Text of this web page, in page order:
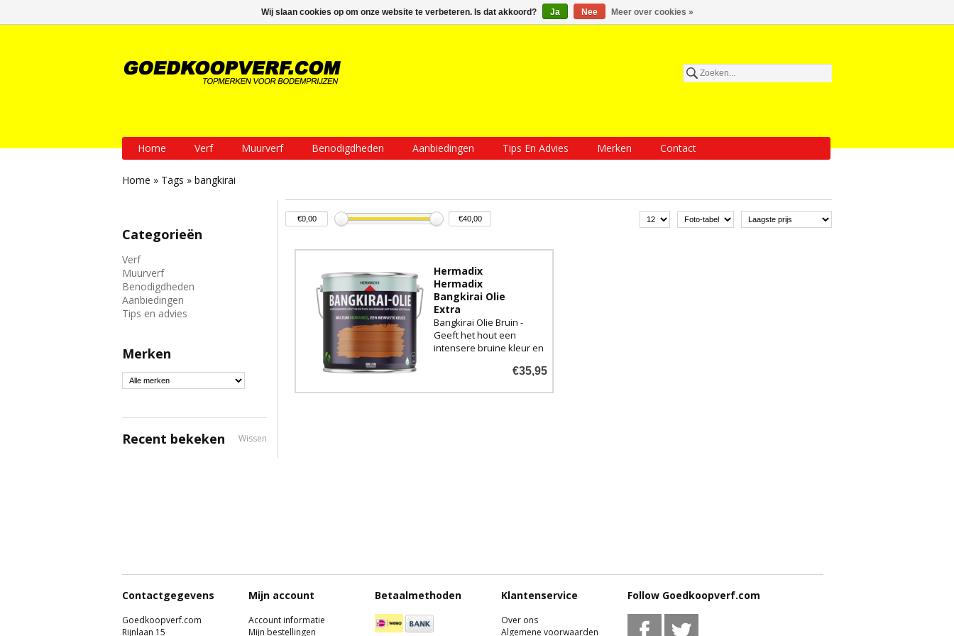
Inloggen Een account aanmaken Mijn winkelwagen €0,00
Home Verf Muurverf Benodigdheden Aanbiedingen Tips En Advies Merken Contact
Home » Tags » bangkirai
Categorieën
Verf
Muurverf
Benodigdheden
Aanbiedingen
Tips en advies
Merken
Recent bekeken Wissen
Hermadix
Hermadix
Bangkirai Olie
Extra
Bangkirai Olie Bruin -
Geeft het hout een
intensere bruine kleur en
opnieuw aanbrengen.€35,95
Contactgegevens
Goedkoopverf.com
Rijnlaan 15
Mijn account
Account informatie
Mijn bestellingen
Betaalmethoden Klantenservice
Over ons
Algemene voorwaarden
Follow Goedkoopverf.com
Wij slaan cookies op om onze website te verbeteren. Is dat akkoord? Ja Nee Meer over cookies »